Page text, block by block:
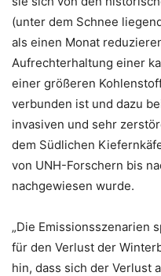
(unter dem Schnee
als einen Monat
Aufrechterhaltung einer
einer größeren
verbunden ist und dazu
invasiven und sehr
dem Südlichen
von UNH-Forschern bis
nachgewiesen wurde.
„Die Emissionsszenarien
für den Verlust der
hin, dass sich der Verlust